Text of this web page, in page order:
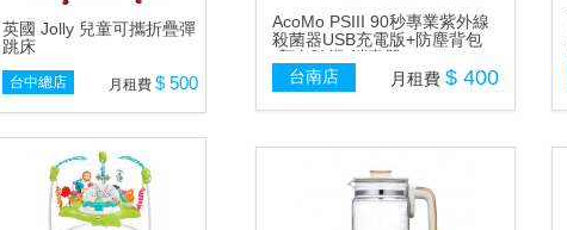
英國 Jolly 兒童可攜折疊彈
跳床
台中總店 月租費 $ 500
AcoMo PSIII 90秒專業紫外線
殺菌器USB充電版+防塵背包
(顏色隨機)消毒器
台南店
月租費 $ 400